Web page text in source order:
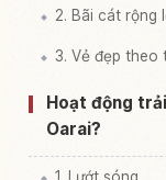
2. Bãi cát rộng
3. Vẻ đẹp theo
Hoạt động
Oarai?